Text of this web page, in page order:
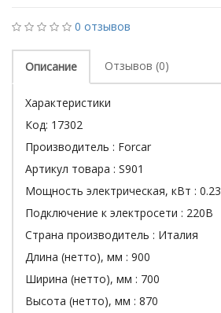
0 отзывов
Описание Отзывов (0)
Характеристики
Код: 17302
Производитель : Forcar
Артикул товара : S901
Мощность электрическая, кВт : 0.23
Подключение к электросети : 220В
Страна производитель : Италия
Длина (нетто), мм : 900
Ширина (нетто), мм : 700
Высота (нетто), мм : 870